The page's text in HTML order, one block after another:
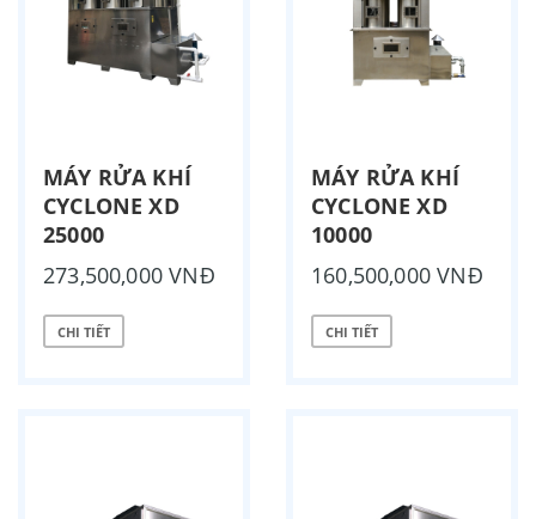
MÁY RỬA KHÍ
CYCLONE XD
25000
273,500,000 VNĐ
CHI TIẾT
MÁY RỬA KHÍ
CYCLONE XD
10000
160,500,000 VNĐ
CHI TIẾT